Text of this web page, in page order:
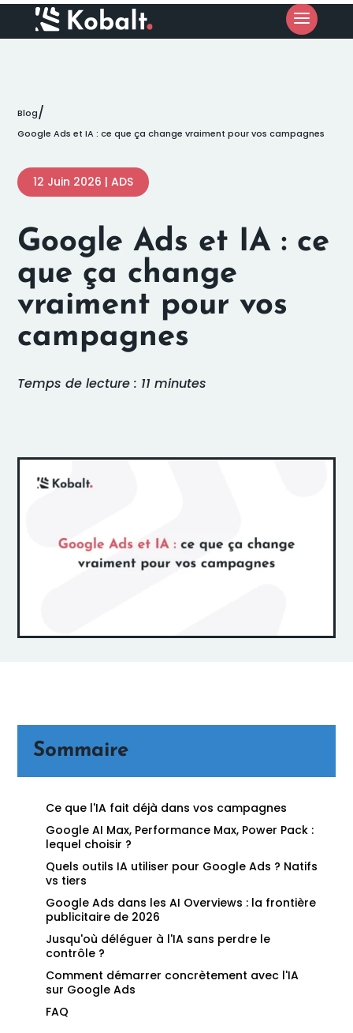
Blog/
Google Ads et IA : ce que ça change vraiment pour vos campagnes
12 Juin 2026 |ADS
Google Ads et IA : ce
que ça change
vraiment pour vos
campagnes
Temps de lecture : 11 minutes
Sommaire
Ce que l'IA fait déjà dans vos campagnes
Google AI Max, Performance Max, Power Pack :
lequel choisir ?
Quels outils IA utiliser pour Google Ads ? Natifs
vs tiers
Google Ads dans les AI Overviews : la frontière
publicitaire de 2026
Jusqu'où déléguer à l'IA sans perdre le
contrôle ?
Comment démarrer concrètement avec l'IA
sur Google Ads
FAQ